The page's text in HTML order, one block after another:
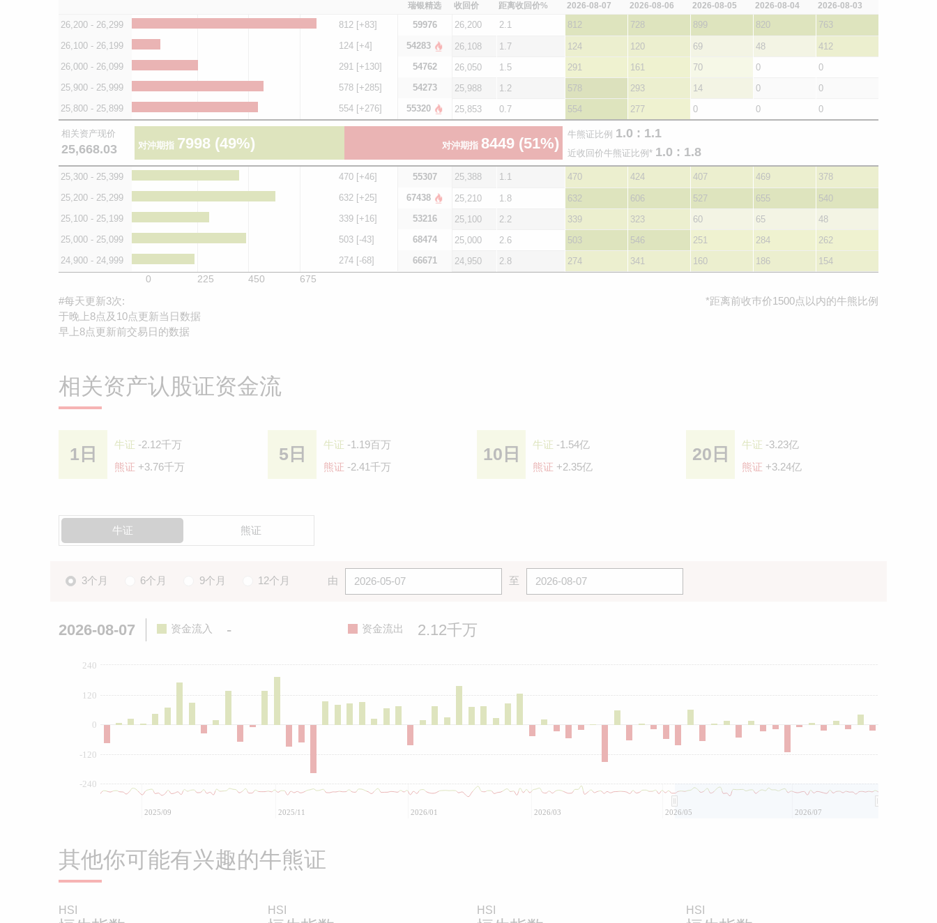
瑞银精选 收回价 距离收回价% 2026-08-07 2026-08-06 2026-08-05 2026-08-04 2026-08-03
26,200 - 26,299 812 [+83] 59976 26,200 2.1 812 728 899 820
763
26,100 - 26,199
124 [+4] 54283 26,108 1.7 124 120 69 48
412
26,000 - 26,099
291 [+130] 54762 26,050 1.5 291 161 70 0
0
25,900 - 25,999
578 [+285] 54273 25,988 1.2 578 293 14 0
0
25,800 - 25,899
554 [+276] 55320 25,853 0.7 554 277 0 0 0
相关资产现价
25,668.03 对沖期指 7998 (49%) 对沖期指 8449 (51%)
牛熊证比例 1.0 : 1.1
近收回价牛熊证比例* 1.0 : 1.8
25,300 - 25,399 470 [+46] 55307 25,388 1.1 470 424 407 469
378
25,200 - 25,299
632 [+25] 67438 25,210 1.8 632 606 527 655
540
25,100 - 25,199
339 [+16] 53216 25,100 2.2 339 323 60 65
48
25,000 - 25,099
503 [-43] 68474 25,000 2.6 503 546 251 284
262
24,900 - 24,999
274 [-68] 66671 24,950 2.8 274 341 160 186 154
0 225 450 675
#每天更新3次:
于晚上8点及10点更新当日数据
早上8点更新前交易日的数据
*距离前收巿价1500点以内的牛熊比例
相关资产认股证资金流
1日 牛证 -2.12千万
熊证 +3.76千万
5日 牛证 -1.19百万
熊证 -2.41千万
10日 牛证 -1.54亿
熊证 +2.35亿
20日 牛证 -3.23亿
熊证 +3.24亿
牛证 熊证
3个月 6个月 9个月 12个月 由 至
2026-08-07 资金流入 - 资金流出 2.12千万
0
-240
-120
120
240
2025/09 2025/11 2026/01 2026/03 2026/05 2026/07
其他你可能有兴趣的牛熊证
HSI HSI HSI HSI